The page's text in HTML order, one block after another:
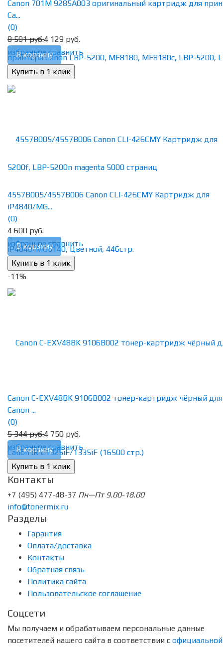
избранное сравнить
Canon 701M 9285A003 оригинальный картридж для
Ca...
(0)
8 501 руб.4 129 руб.
В корзину
избранное сравнить
4557B005/4557B006 Canon CLI-426CMY Картридж для
iP4840/MG...
(0)
4 600 руб.
В корзину
-11%
избранное сравнить
Canon C-EXV48BK 9106B002 тонер-картридж чёрный для
Canon ...
(0)
5 344 руб.4 750 руб.
В корзину
Контакты
+7 (495) 477-48-37 Пн—Пт 9.00-18.00
info@tonermix.ru
Разделы
Гарантия
Оплата/доставка
Контакты
Обратная связь
Политика сайта
Пользовательское соглашение
Соцсети
Мы получаем и обрабатываем персональные данные
посетителей нашего сайта в соответствии с официальной